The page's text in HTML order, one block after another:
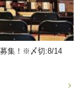
募集！※〆切:8/14